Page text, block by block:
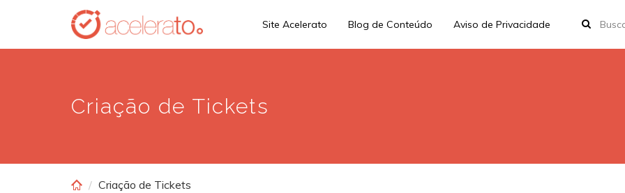
main
Site Acelerato Blog de Conteúdo Aviso de Privacidade
Criação de Tickets
Criação de Tickets